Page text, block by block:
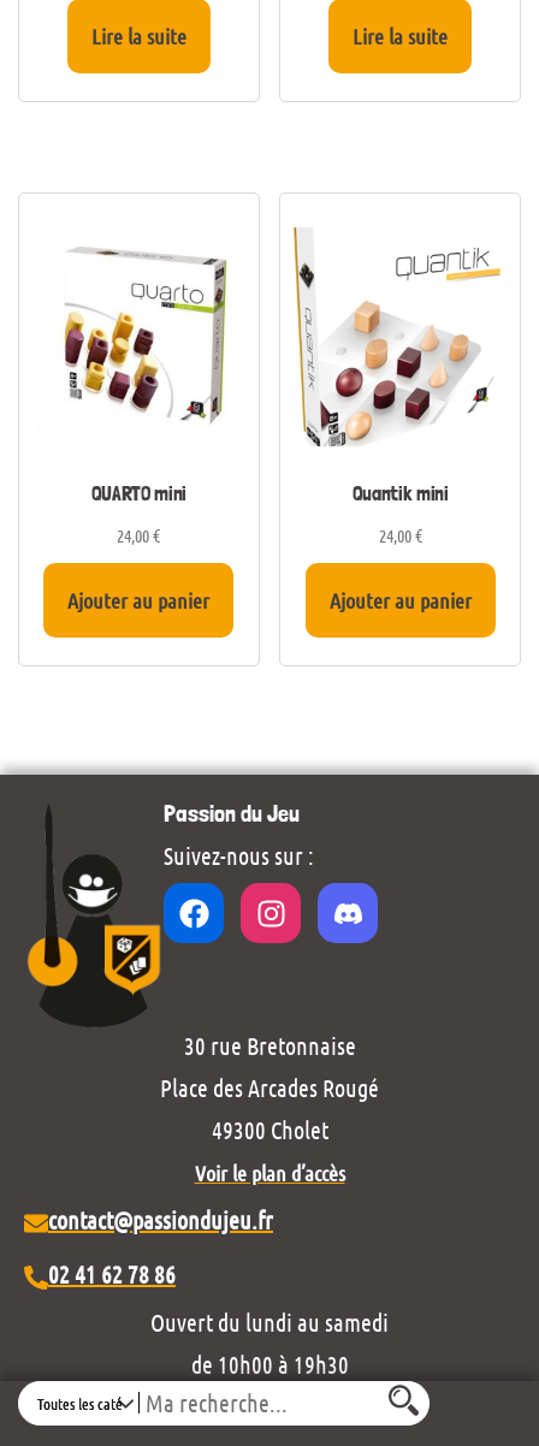
Search
Lire la suite Lire la suite
QUARTO mini
24,00€
Ajouter au panier
Quantik mini
24,00€
Ajouter au panier
Passion du Jeu
Suivez-nous sur :
30 rue Bretonnaise
Place des Arcades Rougé
49300 Cholet
Voir le plan d’accès
contact@passiondujeu.fr
02 41 62 78 86
Ouvert du lundi au samedi
de 10h00 à 19h30
Découvrez notre projet éditorial :